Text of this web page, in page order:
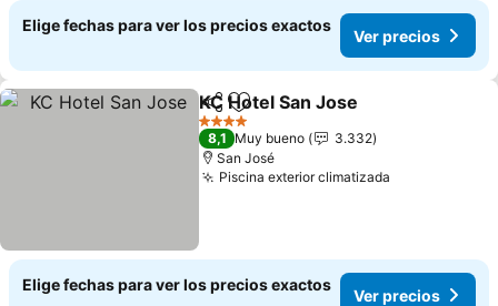
Elige fechas para ver los precios exactos
Ver precios
CompartirAgregar a favoritos
KC Hotel San Jose
4 Estrellas
8,1 Muy bueno
3.332
San José
Piscina exterior climatizada
Elige fechas para ver los precios exactos
Ver precios